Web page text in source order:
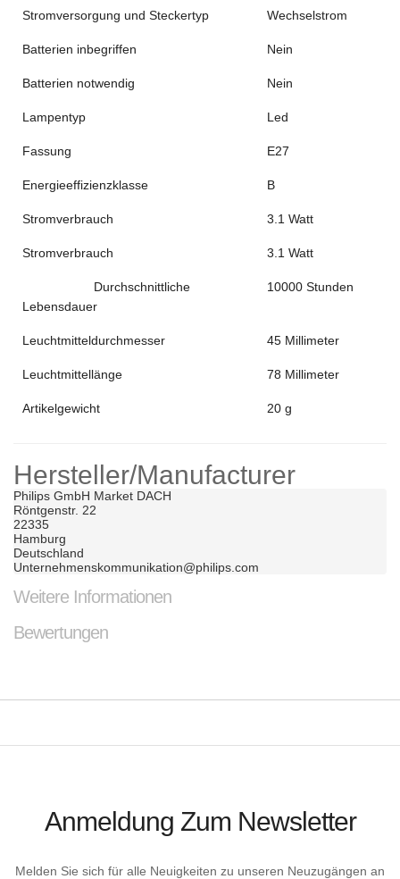
Stromversorgung und Steckertyp Wechselstrom
Batterien inbegriffen Nein
Batterien notwendig Nein
Lampentyp Led
Fassung E27
Energieeffizienzklasse B
Stromverbrauch 3.1 Watt
Stromverbrauch 3.1 Watt
Durchschnittliche
Lebensdauer
10000 Stunden
Leuchtmitteldurchmesser 45 Millimeter
Leuchtmittellänge 78 Millimeter
Artikelgewicht 20 g
Hersteller/Manufacturer
Philips GmbH Market DACH
Röntgenstr. 22
22335
Hamburg
Deutschland
Weitere Informationen
Bewertungen
Anmeldung Zum Newsletter
Melden Sie sich für alle Neuigkeiten zu unseren Neuzugängen an